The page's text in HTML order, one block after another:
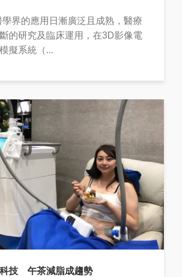
界的應用日漸廣泛且成熟，醫療
的研究及臨床運用，在3D影像電
擬系統（...
技 午茶減脂成趨勢